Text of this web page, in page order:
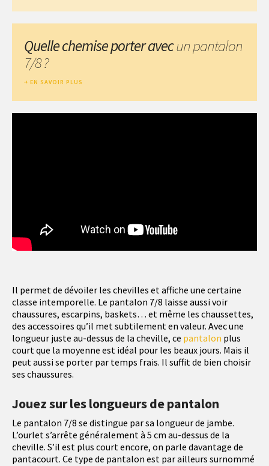
Il permet de dévoiler les chevilles et affiche une certaine
classe intemporelle. Le pantalon 7/8 laisse aussi voir
chaussures, escarpins, baskets… et même les chaussettes,
des accessoires qu’il met subtilement en valeur. Avec une
longueur juste au-dessus de la cheville, ce pantalon plus
court que la moyenne est idéal pour les beaux jours. Mais il
peut aussi se porter par temps frais. Il suffit de bien choisir
ses chaussures.
Jouez sur les longueurs de pantalon
Le pantalon 7/8 se distingue par sa longueur de jambe.
L’ourlet s’arrête généralement à 5 cm au-dessus de la
cheville. S’il est plus court encore, on parle davantage de
pantacourt. Ce type de pantalon est par ailleurs surnommé
Quelle chemise porter avecun pantalon
7/8 ?
EN SAVOIR PLUS